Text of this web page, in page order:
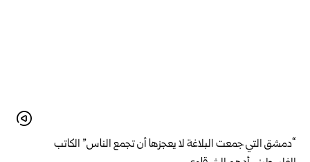
“دمشق التي جمعت البلاغة لا يعجزها أن تجمع الناس” الكاتب